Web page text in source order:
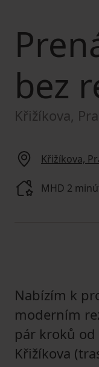
bez
Křižíkova,
Křižíkova,
MHD 2
Nabízím k
moderním
pár kroků
Křižíkova